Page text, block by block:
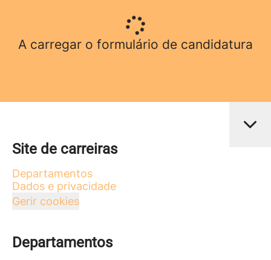
A carregar o formulário de candidatura
Site de carreiras
Departamentos
Dados e privacidade
Gerir cookies
Departamentos